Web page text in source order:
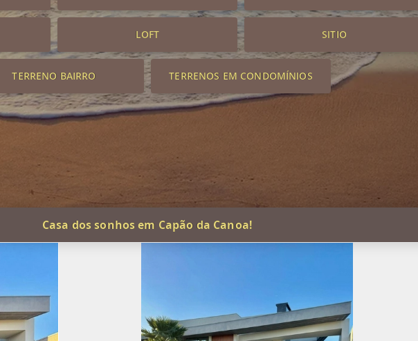
LOFT SITIO
TERRENO BAIRRO TERRENOS EM CONDOMÍNIOS
Casa dos sonhos em Capão da Canoa!